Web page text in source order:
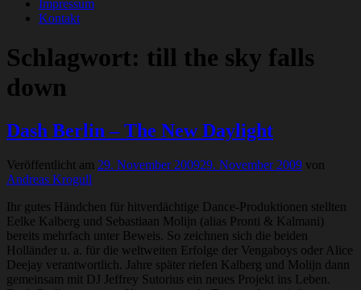
Impressum
Kontakt
Schlagwort: till the sky falls
down
Dash Berlin – The New Daylight
Veröffentlicht am 29. November 200929. November 2009 von
Andreas Krogull
Ihr gutes Händchen für hitverdächtige Dance-Produktionen stellten
Eelke Kalberg und Sebastiaan Molijn (alias Pronti & Kalmani)
bereits mehrfach unter Beweis. So zeichnen sich die beiden
Holländer u. a. für die weltweiten Erfolge der Vengaboys oder Alice
Deejay verantwortlich. Jahre später riefen Kalberg und Molijn dann
gemeinsam mit DJ Jeffrey Sutorius ein neues Projekt ins Leben.